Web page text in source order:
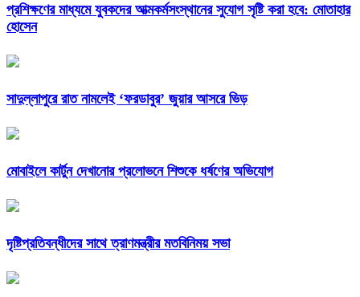
প্রশিক্ষণের মাধ্যমে যুবকদের আত্মকর্মসংস্থানের সুযোগ সৃষ্টি করা হবে: মোতাহার
হোসেন
সাদুল্লাপুরে রাত নামলেই ‘ফরডাবুর’ জুয়ার আসরে ভিড়
মোবাইলে কার্টুন দেখানোর প্রলোভনে শিশুকে ধর্ষণের অভিযোগ
দৃষ্টিপ্রতিবন্ধীদের সাথে ত্রাণমন্ত্রীর মতবিনিময় সভা